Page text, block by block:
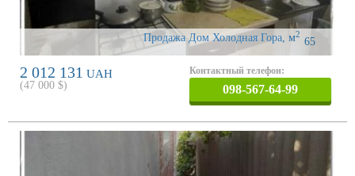
Продажа Дом Холодная Гора, 65
м2
2 012 131 UAH
(47 000 $)
Контактный телефон:
098-567-64-99